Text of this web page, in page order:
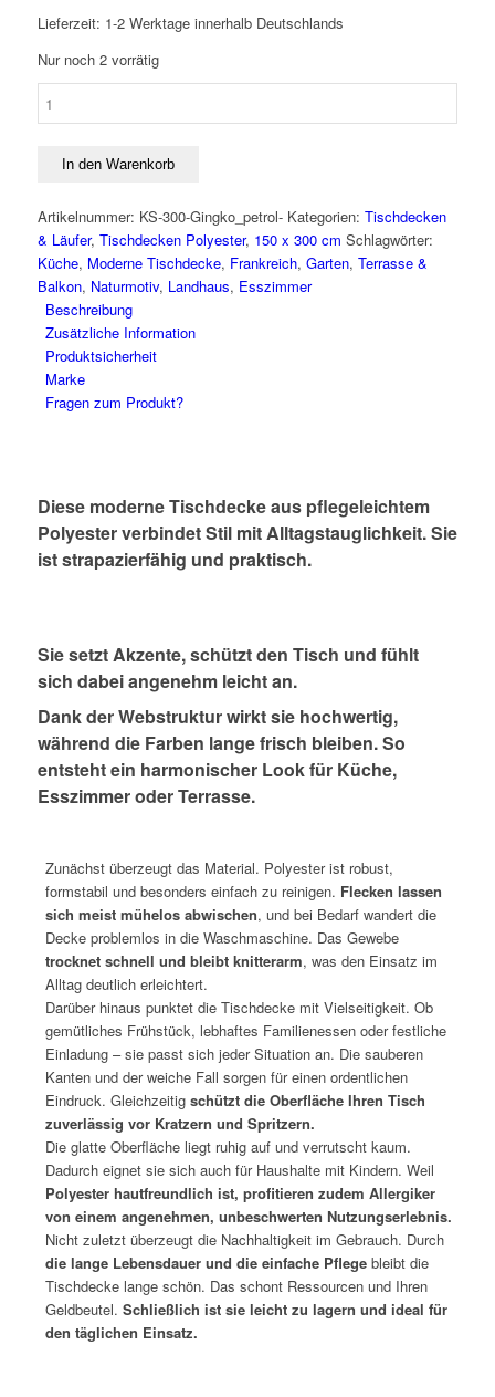
Lieferzeit: 1-2 Werktage innerhalb Deutschlands
Nur noch 2 vorrätig
cm
GINKGO
für
Haus
Garten
Menge
In den Warenkorb
Artikelnummer: KS-300-Gingko_petrol- Kategorien: Tischdecken
& Läufer, Tischdecken Polyester, 150 x 300 cm Schlagwörter:
Küche, Moderne Tischdecke, Frankreich, Garten, Terrasse &
Balkon, Naturmotiv, Landhaus, Esszimmer
Beschreibung
Zusätzliche Information
Produktsicherheit
Marke
Fragen zum Produkt?
Diese moderne Tischdecke aus pflegeleichtem
Polyester verbindet Stil mit Alltagstauglichkeit. Sie
ist strapazierfähig und praktisch.
Sie setzt Akzente, schützt den Tisch und fühlt
sich dabei angenehm leicht an.
Dank der Webstruktur wirkt sie hochwertig,
während die Farben lange frisch bleiben. So
entsteht ein harmonischer Look für Küche,
Esszimmer oder Terrasse.
Zunächst überzeugt das Material. Polyester ist robust,
formstabil und besonders einfach zu reinigen. Flecken lassen
sich meist mühelos abwischen, und bei Bedarf wandert die
Decke problemlos in die Waschmaschine. Das Gewebe
trocknet schnell und bleibt knitterarm, was den Einsatz im
Alltag deutlich erleichtert.
Darüber hinaus punktet die Tischdecke mit Vielseitigkeit. Ob
gemütliches Frühstück, lebhaftes Familienessen oder festliche
Einladung – sie passt sich jeder Situation an. Die sauberen
Kanten und der weiche Fall sorgen für einen ordentlichen
Eindruck. Gleichzeitig schützt die Oberfläche Ihren Tisch
zuverlässig vor Kratzern und Spritzern.
Die glatte Oberfläche liegt ruhig auf und verrutscht kaum.
Dadurch eignet sie sich auch für Haushalte mit Kindern. Weil
Polyester hautfreundlich ist, profitieren zudem Allergiker
von einem angenehmen, unbeschwerten Nutzungserlebnis.
Nicht zuletzt überzeugt die Nachhaltigkeit im Gebrauch. Durch
die lange Lebensdauer und die einfache Pflegebleibt die
Tischdecke lange schön. Das schont Ressourcen und Ihren
Geldbeutel. Schließlich ist sie leicht zu lagern und ideal für
den täglichen Einsatz.